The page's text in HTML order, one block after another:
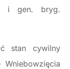
i gen. bryg.
stan cywilny